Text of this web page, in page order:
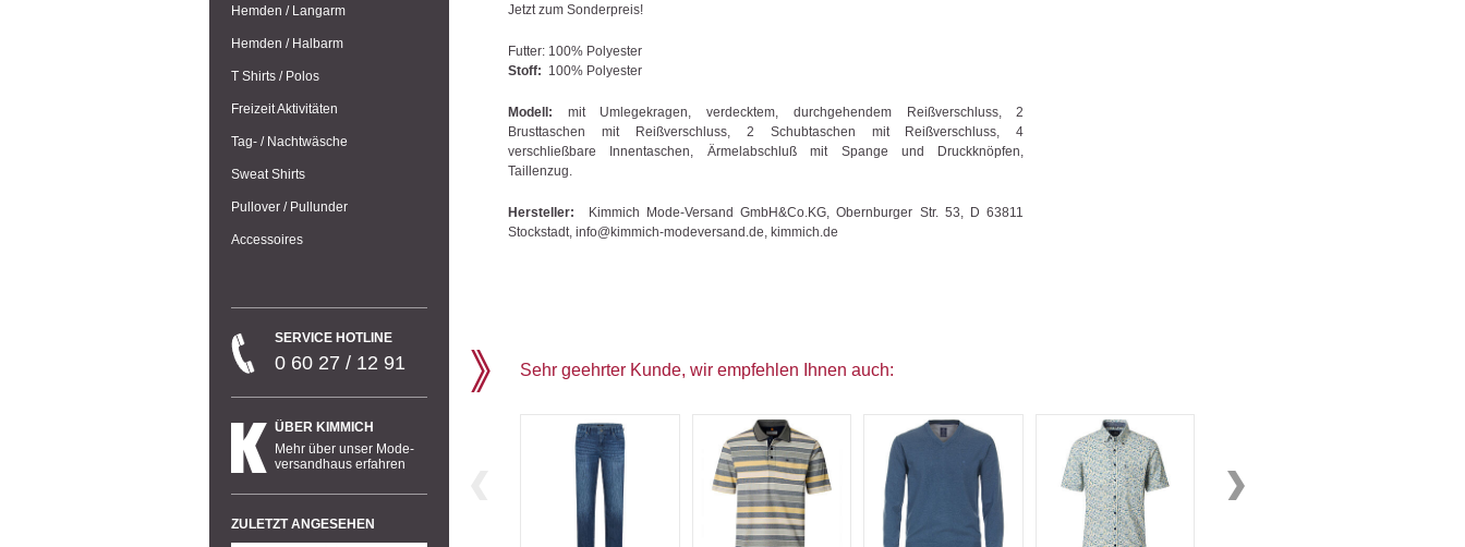
Hemden / Langarm
Hemden / Halbarm
T Shirts / Polos
Freizeit Aktivitäten
Tag- / Nachtwäsche
Sweat Shirts
Pullover / Pullunder
Accessoires
SERVICE HOTLINE
0 60 27 / 12 91
ÜBER KIMMICH
Mehr über unser Mode-
versandhaus erfahren
ZULETZT ANGESEHEN
Jetzt zum Sonderpreis!
Futter: 100% Polyester
Stoff: 100% Polyester
Modell: mit Umlegekragen, verdecktem, durchgehendem Reißverschluss, 2
Brusttaschen mit Reißverschluss, 2 Schubtaschen mit Reißverschluss, 4
verschließbare Innentaschen, Ärmelabschluß mit Spange und Druckknöpfen,
Taillenzug.
Hersteller: Kimmich Mode-Versand GmbH&Co.KG, Obernburger Str. 53, D 63811
Stockstadt, info@kimmich-modeversand.de, kimmich.de
Sehr geehrter Kunde, wir empfehlen Ihnen auch: